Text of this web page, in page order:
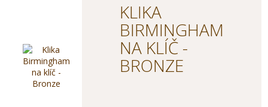
KLIKA
BIRMINGHAM
NA KLÍČ -
BRONZE